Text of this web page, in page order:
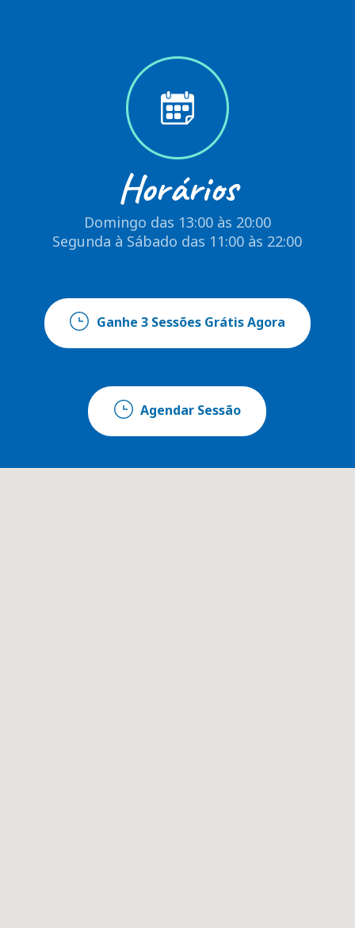
Horários
Domingo das 13:00 às 20:00
Segunda à Sábado das 11:00 às 22:00
Ganhe 3 Sessões Grátis Agora
Agendar Sessão